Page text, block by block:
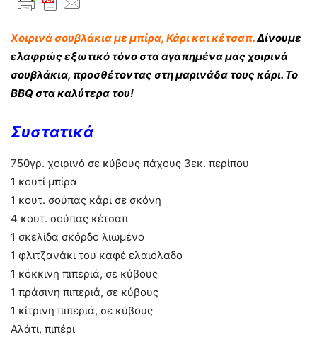
Χοιρινά σουβλάκια με μπίρα, Κάρι και κέτσαπ.Δίνουμε
ελαφρώς εξωτικό τόνο στα αγαπημένα μας χοιρινά
σουβλάκια, προσθέτοντας στη μαρινάδα τους κάρι. Το
BBQ στα καλύτερα του!
Συστατικά
750γρ. χοιρινό σε κύβους πάχους 3εκ. περίπου
1 κουτί μπίρα
1 κουτ. σούπας κάρι σε σκόνη
4 κουτ. σούπας κέτσαπ
1 σκελίδα σκόρδο λιωμένο
1 φλιτζανάκι του καφέ ελαιόλαδο
1 κόκκινη πιπεριά, σε κύβους
1 πράσινη πιπεριά, σε κύβους
1 κίτρινη πιπεριά, σε κύβους
Αλάτι, πιπέρι